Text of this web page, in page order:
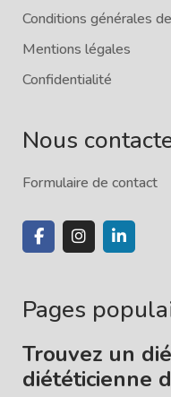
Conditions générales
Mentions légales
Confidentialité
Nous
Formulaire de contact
Pages
Trouvez un
diététicienne